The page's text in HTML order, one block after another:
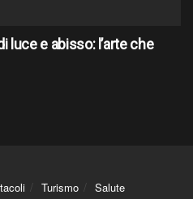
luce e abisso: l’arte che
Turismo Salute